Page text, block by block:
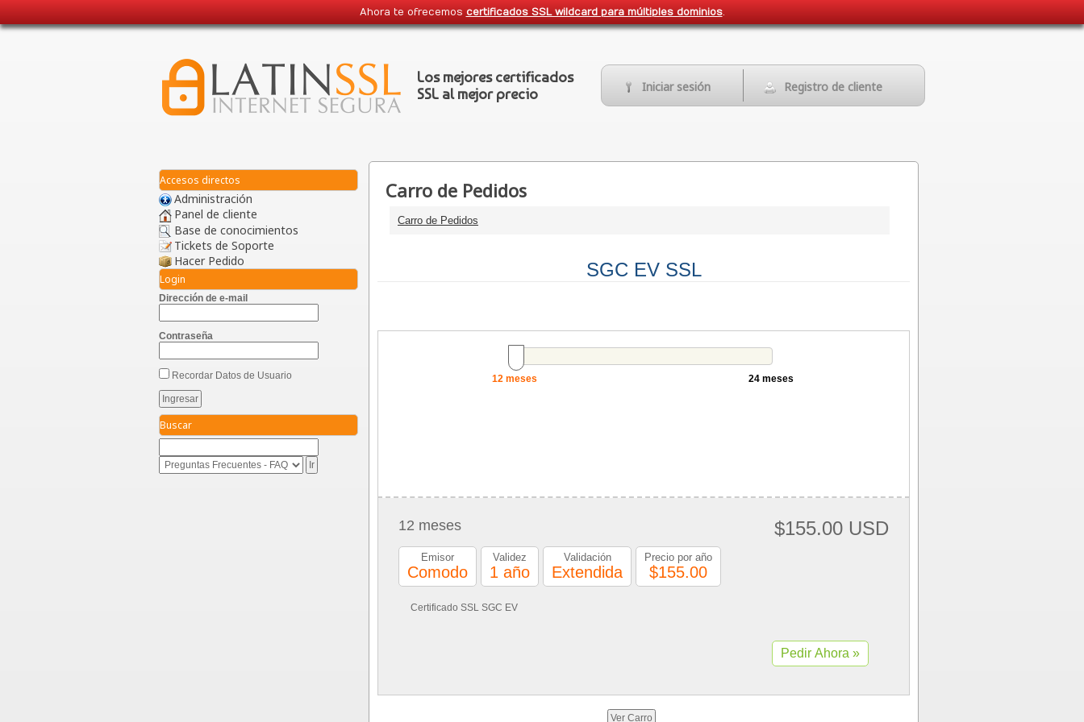
Ahora te ofrecemos certificados SSL wildcard para múltiples dominios.
Iniciar sesión Registro de cliente
Los mejores certificados
SSL al mejor precio
Accesos directos
Administración
Panel de cliente
Base de conocimientos
Tickets de Soporte
Hacer Pedido
Login
Dirección de e-mail
Contraseña
Recordar Datos de Usuario
Buscar
Carro de Pedidos
Carro de Pedidos
SGC EV SSL
12 meses 24 meses
12 meses
Emisor
Comodo
Validez
1 año
Validación
Extendida
Precio por año
$155.00
$155.00 USD
Certificado SSL SGC EV